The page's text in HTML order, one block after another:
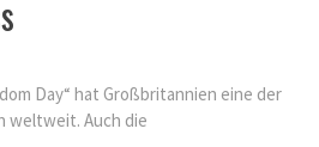
Day“ hat Großbritannien eine der
Auch die